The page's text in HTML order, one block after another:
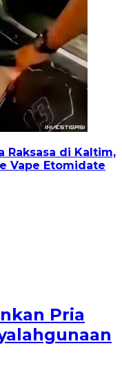
Raksasa di Kaltim,
Vape Etomidate
Pria